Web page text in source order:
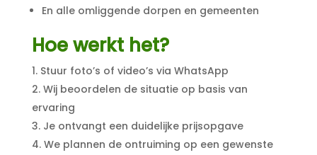
En alle omliggende dorpen en gemeenten
Hoe werkt het?
Stuur foto’s of video’s via WhatsApp
Wij beoordelen de situatie op basis van
ervaring
Je ontvangt een duidelijke prijsopgave
We plannen de ontruiming op een gewenste